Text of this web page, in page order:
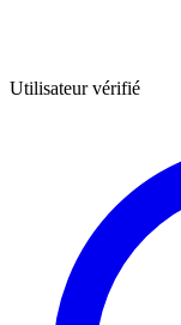
Utilisateur vérifié